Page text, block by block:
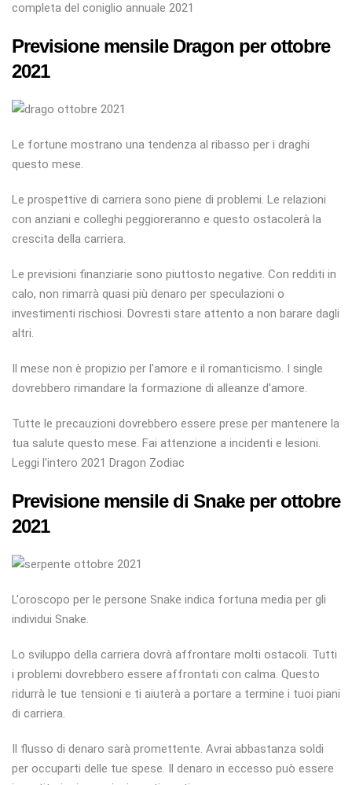
completa del coniglio annuale 2021
Previsione mensile Dragon per ottobre
2021
Le fortune mostrano una tendenza al ribasso per i draghi
questo mese.
Le prospettive di carriera sono piene di problemi. Le relazioni
con anziani e colleghi peggioreranno e questo ostacolerà la
crescita della carriera.
Le previsioni finanziarie sono piuttosto negative. Con redditi in
calo, non rimarrà quasi più denaro per speculazioni o
investimenti rischiosi. Dovresti stare attento a non barare dagli
altri.
Il mese non è propizio per l'amore e il romanticismo. I single
dovrebbero rimandare la formazione di alleanze d'amore.
Tutte le precauzioni dovrebbero essere prese per mantenere la
tua salute questo mese. Fai attenzione a incidenti e lesioni.
Leggi l'intero 2021 Dragon Zodiac
Previsione mensile di Snake per ottobre
2021
L'oroscopo per le persone Snake indica fortuna media per gli
individui Snake.
Lo sviluppo della carriera dovrà affrontare molti ostacoli. Tutti
i problemi dovrebbero essere affrontati con calma. Questo
ridurrà le tue tensioni e ti aiuterà a portare a termine i tuoi piani
di carriera.
Il flusso di denaro sarà promettente. Avrai abbastanza soldi
per occuparti delle tue spese. Il denaro in eccesso può essere